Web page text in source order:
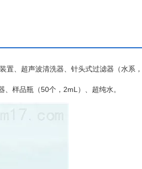
置、超声波清洗器、针头式过滤器（水系，
样品瓶（50个，2mL）、超纯水。